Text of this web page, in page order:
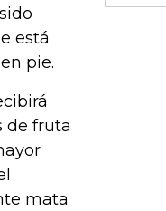
está
pie.
de fruta
mata